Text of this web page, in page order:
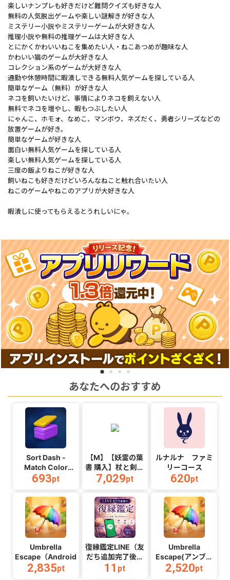
楽しいナンプレも好きだけど難問クイズも好きな人
無料の人気脱出ゲームや楽しい謎解きが好きな人
ミステリー小説やミステリーゲームが大好きな人
推理小説や無料の推理ゲームは大好きな人
とにかくかわいいねこを集めたい人・ねこあつめが趣味な人
かわいい猫のゲームが大好きな人
コレクション系のゲームが大好きな人
通勤や休憩時間に暇潰しできる無料人気ゲームを探している人
簡単なゲーム（無料）が好きな人
ネコを飼いたいけど、事情によりネコを飼えない人
無料でネコを増やし、暇もつぶしたい人
にゃんこ、ホモォ、なめこ、マンボウ、ネズだく、勇者シリーズなどの
放置ゲームが好き。
簡単なゲームが好きな人
面白い無料人気ゲームを探している人
楽しい無料人気ゲームを探している人
三度の飯よりねこが好きな人
飼いねこも好きだけどいろんなねこと触れ合いたい人
ねこのゲームやねこのアプリが大好きな人
暇潰しに使ってもらえるとうれしいにゃ。
あなたへのおすすめ
Sort Dash -
Match Color
Puzzle（チャレン
（Android）
693pt
【M】【妖霊の葉
書 購入】杖と剣の
伝説
_Android_2608
7,029pt
ルナルナ ファミ
リーコース
620pt
Umbrella
Escape（Android）
2,835pt
復縁鑑定LINE（友
だち追加完了後ア
ンケート回答）
11 pt
Umbrella
Escape(アンブレ
ラエスケープ)
（Android）
2,520pt